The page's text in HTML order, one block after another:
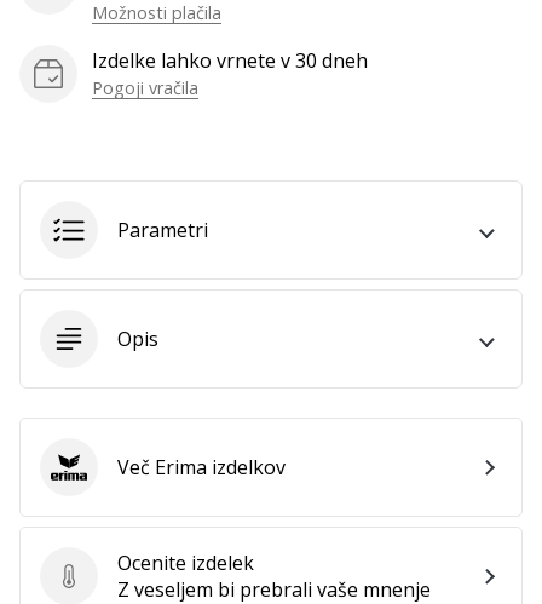
Možnosti plačila
Izdelke lahko vrnete v 30 dneh
Pogoji vračila
Parametri
Opis
Ocenite izdelek
Ocenite izdelek
Z veseljem bi prebrali vaše mnenje
Erima Več Erima izdelkov